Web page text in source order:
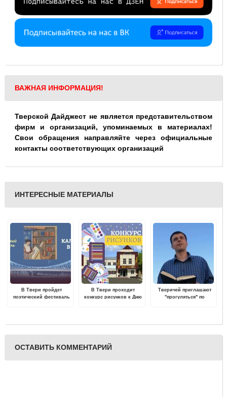
ВАЖНАЯ ИНФОРМАЦИЯ!
Тверской Дайджест не является представительством
фирм и организаций, упоминаемых в материалах!
Свои обращения направляйте через официальные
контакты соответствующих организаций
ИНТЕРЕСНЫЕ МАТЕРИАЛЫ
В Твери пройдет
поэтический фестиваль
В Твери проходит
конкурс рисунков к Дню
Тверичей приглашают
"прогуляться" по
ОСТАВИТЬ КОММЕНТАРИЙ